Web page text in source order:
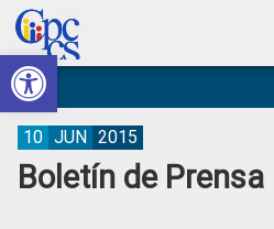
Abrir barra de herramientas
Skip
to
primary
navigation
Skip
to
main
content
Skip
to
primary
sidebar
Skip
to
footer
Consejo
de
Participación
Ciudadana
Construyendo
Poder
Ciudadano
Boletín de
10 JUN 2015